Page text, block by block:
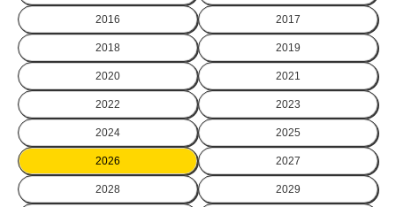
2016 2017
2018 2019
2020 2021
2022 2023
2024 2025
2026 2027
2028 2029